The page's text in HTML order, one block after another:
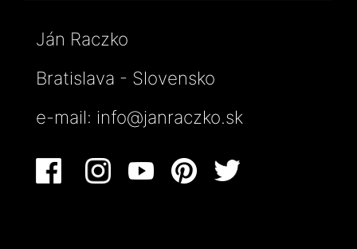
Ján Raczko
Bratislava - Slovensko
e-mail: info@janraczko.sk